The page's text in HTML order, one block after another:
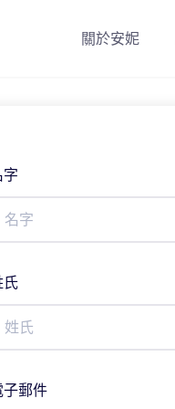
關於安妮
字
氏
子郵件